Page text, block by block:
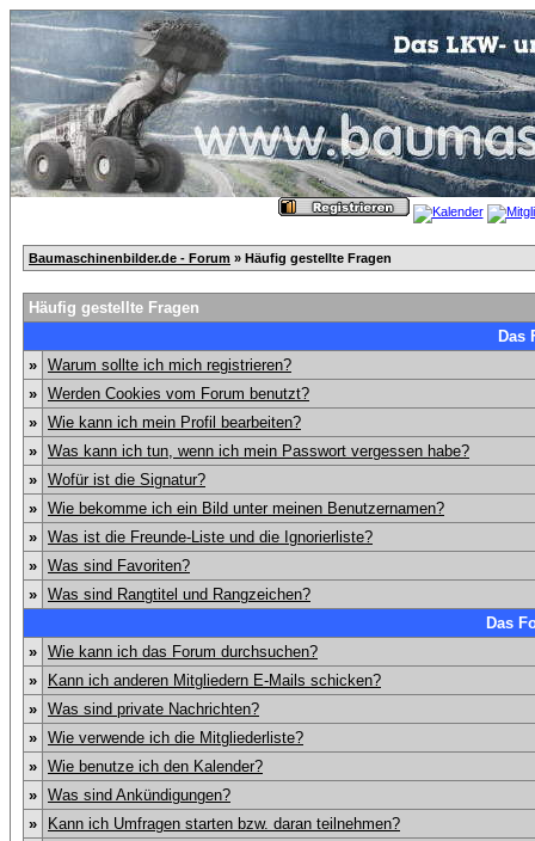
Baumaschinenbilder.de - Forum » Häufig gestellte Fragen
Häufig gestellte Fragen
Das
» Warum sollte ich mich registrieren?
» Werden Cookies vom Forum benutzt?
» Wie kann ich mein Profil bearbeiten?
» Was kann ich tun, wenn ich mein Passwort vergessen habe?
» Wofür ist die Signatur?
» Wie bekomme ich ein Bild unter meinen Benutzernamen?
» Was ist die Freunde-Liste und die Ignorierliste?
» Was sind Favoriten?
» Was sind Rangtitel und Rangzeichen?
Das
» Wie kann ich das Forum durchsuchen?
»
Kann ich anderen Mitgliedern E-Mails schicken?
» Was sind private Nachrichten?
» Wie verwende ich die Mitgliederliste?
» Wie benutze ich den Kalender?
» Was sind Ankündigungen?
»
Kann ich Umfragen starten bzw. daran teilnehmen?